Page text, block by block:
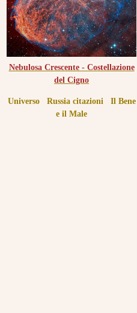
Nebulosa Crescente - Costellazione
del Cigno
Universo Russia citazioni
Il Bene
e il Male